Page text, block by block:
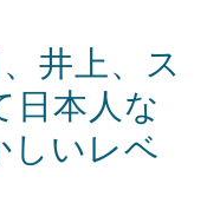
井上、ス
日本人な
しいレベ